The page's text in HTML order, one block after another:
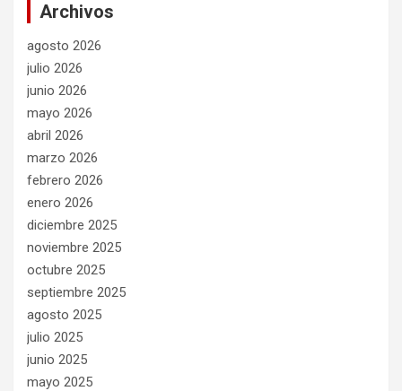
Archivos
agosto 2026
julio 2026
junio 2026
mayo 2026
abril 2026
marzo 2026
febrero 2026
enero 2026
diciembre 2025
noviembre 2025
octubre 2025
septiembre 2025
agosto 2025
julio 2025
junio 2025
mayo 2025